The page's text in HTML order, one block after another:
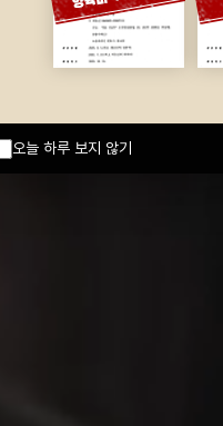
오늘 하루 보지 않기